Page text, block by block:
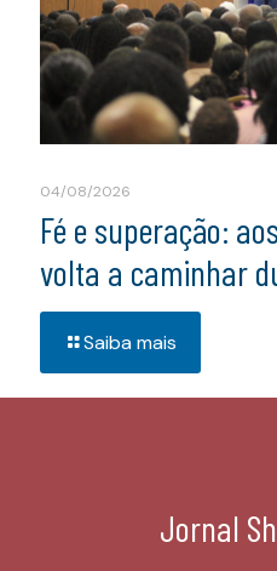
04/08/2026
Fé e superação:
volta a caminhar
Saiba mais
Jornal